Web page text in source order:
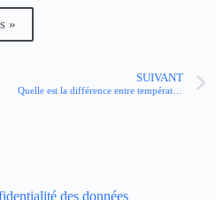
»
SUIVANT
Quelle est la différence entre température réelle et température ressentie ?
des données